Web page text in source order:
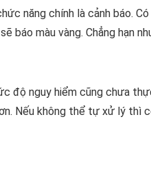
năng chính là cảnh báo.
báo màu vàng. Chẳng hạn
độ nguy hiểm cũng chưa
Nếu không thể tự xử lý